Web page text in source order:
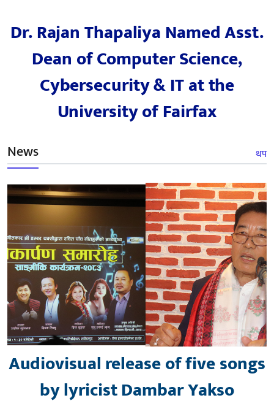
Dr. Rajan Thapaliya Named Asst.
Dean of Computer Science,
Cybersecurity & IT at the
University of Fairfax
News थप
Audiovisual release of five songs
by lyricist Dambar Yakso